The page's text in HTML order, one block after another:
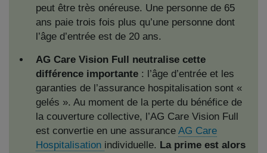
peut être très onéreuse. Une personne de 65
ans paie trois fois plus qu’une personne dont
l’âge d’entrée est de 20 ans.
AG Care Vision Full neutralise cette
différence importante : l’âge d’entrée et les
garanties de l’assurance hospitalisation sont «
gelés ». Au moment de la perte du bénéfice de
la couverture collective, l’AG Care Vision Full
est convertie en une assurance AG Care
Hospitalisation individuelle. La prime est alors